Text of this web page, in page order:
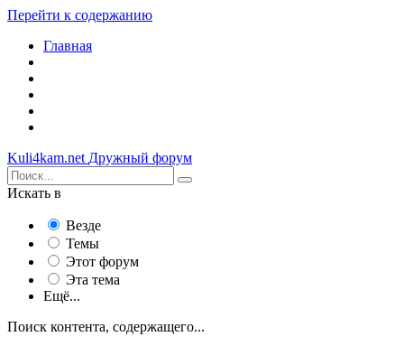
Перейти к содержанию
Главная
Kuli4kam.net Дружный форум
Искать в
Везде
Темы
Этот форум
Эта тема
Ещё...
Поиск контента, содержащего...